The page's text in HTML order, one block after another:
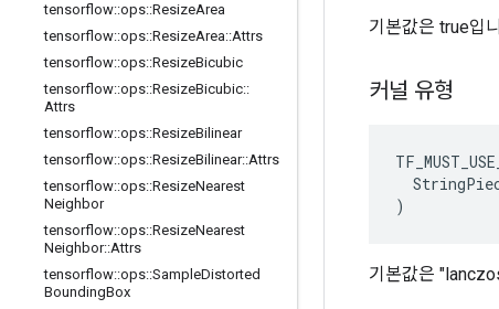
tensorflow::ops::ResizeArea
tensorflow::ops::ResizeArea::Attrs
tensorflow::ops::ResizeBicubic
tensorflow::ops::ResizeBicubic::
Attrs
tensorflow::ops::ResizeBilinear
tensorflow::ops::ResizeBilinear::Attrs
tensorflow::ops::ResizeNearest
Neighbor
tensorflow::ops::ResizeNearest
Neighbor::Attrs
tensorflow::ops::SampleDistorted
BoundingBox
기본값은 true입
커널 유형
)
기본값은